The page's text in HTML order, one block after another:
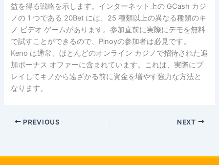
益を得る戦略を示します。インターネット上の GCash カジ
ノの 1 つである 20Bet には、25 種類以上の異なる種類のキ
ノ ビデオ ゲームがあります。参加直前に実際にデモを無料
で試すことができるので、Pinoyの参加者は必見です。
Keno は通常、ほとんどのオンライン カジノで招待された追
加ボーナス オファーに含まれています。これは、実際にプ
レイしてキノから遠ざかる前に資金を増やす強力な方法と
なります。
PREVIOUS NEXT